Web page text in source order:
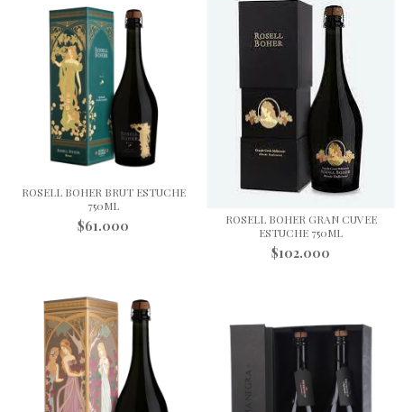
ROSELL BOHER BRUT ESTUCHE
750ML
$61.000
ROSELL BOHER GRAN CUVEE
ESTUCHE 750ML
$102.000